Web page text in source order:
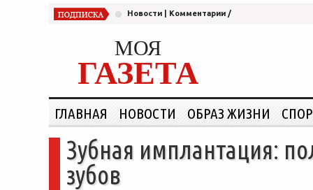
Новости Комментарии /
МОЯ
ГАЗЕТА
ГЛАВНАЯ НОВОСТИ ОБРАЗ ЖИЗНИ
Зубная имплантация:
зубов